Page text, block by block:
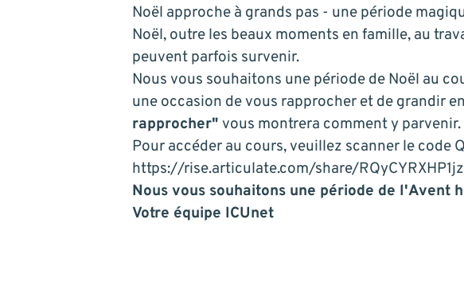
Noël approche à grands pas - une période
Noël, outre les beaux moments en famille, au
peuvent parfois survenir.
Nous vous souhaitons une période de Noël au
une occasion de vous rapprocher et de grandir
rapprocher"vous montrera comment y
Pour accéder au cours, veuillez scanner le code
https://rise.articulate.com/share/
Nous vous souhaitons une période de l'Avent
Votre équipe ICUnet